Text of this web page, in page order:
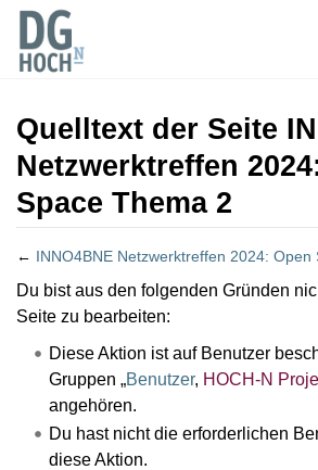
Quelltext der Seite
Netzwerktreffen
Space Thema 2
← INNO4BNE Netzwerktreffen 2024: Open
Wechseln zu: Navigation Suche
Du bist aus den folgenden Gründen
Seite zu bearbeiten:
Diese Aktion ist auf Benutzer
Gruppen „Benutzer, HOCH-N
angehören.
Du hast nicht die erforderlichen
diese Aktion.